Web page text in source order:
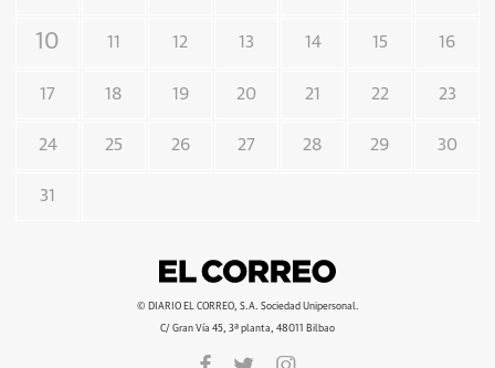
10 11 12 13 14 15 16
17 18 19 20 21 22 23
24 25 26 27 28 29 30
31
© DIARIO EL CORREO, S.A. Sociedad Unipersonal.
C/ Gran Vía 45, 3ª planta, 48011 Bilbao